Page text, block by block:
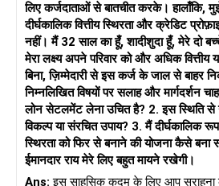
3. ऋण स्नोबॉल या हिमस्खलन विधि
स्नोबॉल: जल्दी जीत के लिए सबसे छोटे ऋण
हिमस्खलन: पैसे बचाने के लिए सबसे ज़्यादा
करें।
जो आपको सबसे अच्छा लगे उसे चुनें।
कानूनी विचार
ऋण चूक आपके क्रेडिट स्कोर को प्रभावित
लिए कर्जदाताओं से बातचीत करके। हालाँकि,
दीर्घकालिक वित्तीय स्थिरता और क्रेडिट
नहीं। मैं 32 साल का हूँ, शादीशुदा हूँ, मेरे दो
मेरा लक्ष्य अपने परिवार को और अधिक वित्तीय
बिना, ज़िम्मेदारी से इस कर्ज के जाल से बाहर
निम्नलिखित विषयों पर सलाह और मार्गदर्शन
लोन सेटलमेंट लेना उचित है? 2. इस स्थिति से
विकल्प या संरचित उपाय? 3. मैं दीर्घकालिक
स्थिरता को फिर से बनाने की योजना कैसे
ईमानदार राय मेरे लिए बहुत मायने रखेगी।
Ans: इस साहसिक कदम के लिए आप सराहना